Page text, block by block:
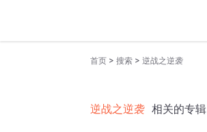
首页 > 搜索 > 逆战之逆袭
逆战之逆袭 相关的专辑